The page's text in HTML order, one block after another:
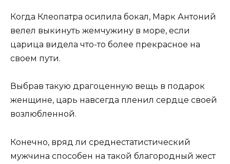
Когда Клеопатра осилила бокал, Марк Антоний
велел выкинуть жемчужину в море, если
царица видела что-то более прекрасное на
своем пути.
Выбрав такую драгоценную вещь в подарок
женщине, царь навсегда пленил сердце своей
возлюбленной.
Конечно, вряд ли среднестатистический
мужчина способен на такой благородный жест